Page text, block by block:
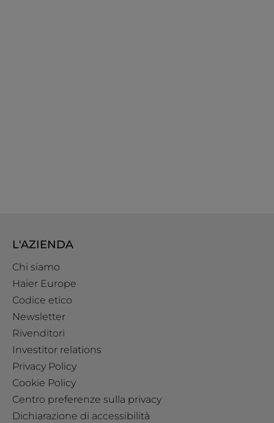
L'AZIENDA
Chi siamo
Haier Europe
Codice etico
Newsletter
Rivenditori
Investitor relations
Privacy Policy
Cookie Policy
Centro preferenze sulla privacy
Dichiarazione di accessibilità